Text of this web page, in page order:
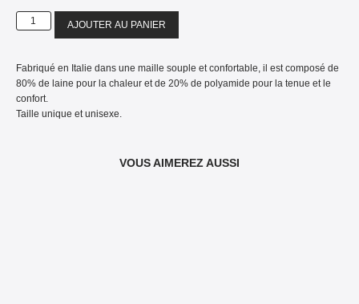
AJOUTER AU PANIER
Fabriqué en Italie dans une maille souple et confortable, il est composé de
80% de laine pour la chaleur et de 20% de polyamide pour la tenue et le
confort.
Taille unique et unisexe.
VOUS AIMEREZ AUSSI